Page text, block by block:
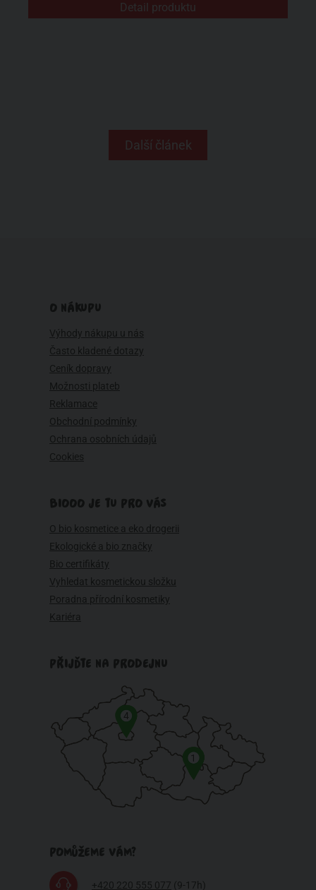
Detail produktu
Další článek
O NÁKUPU
Výhody nákupu u nás
Často kladené dotazy
Ceník dopravy
Možnosti plateb
Reklamace
Obchodní podmínky
Ochrana osobních údajů
Cookies
BIOOO JE TU PRO VÁS
O bio kosmetice a eko drogerii
Ekologické a bio značky
Bio certifikáty
Vyhledat kosmetickou složku
Poradna přírodní kosmetiky
Kariéra
PŘIJĎTE NA PRODEJNU
1
4
POMŮŽEME VÁM?
+420 220 555 077 (9-17h)